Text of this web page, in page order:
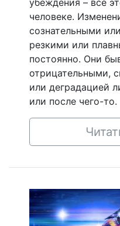
убеждения – все
человеке.
сознательными
резкими или
постоянно. Они
отрицательными,
или деградацией
или после чего-то.